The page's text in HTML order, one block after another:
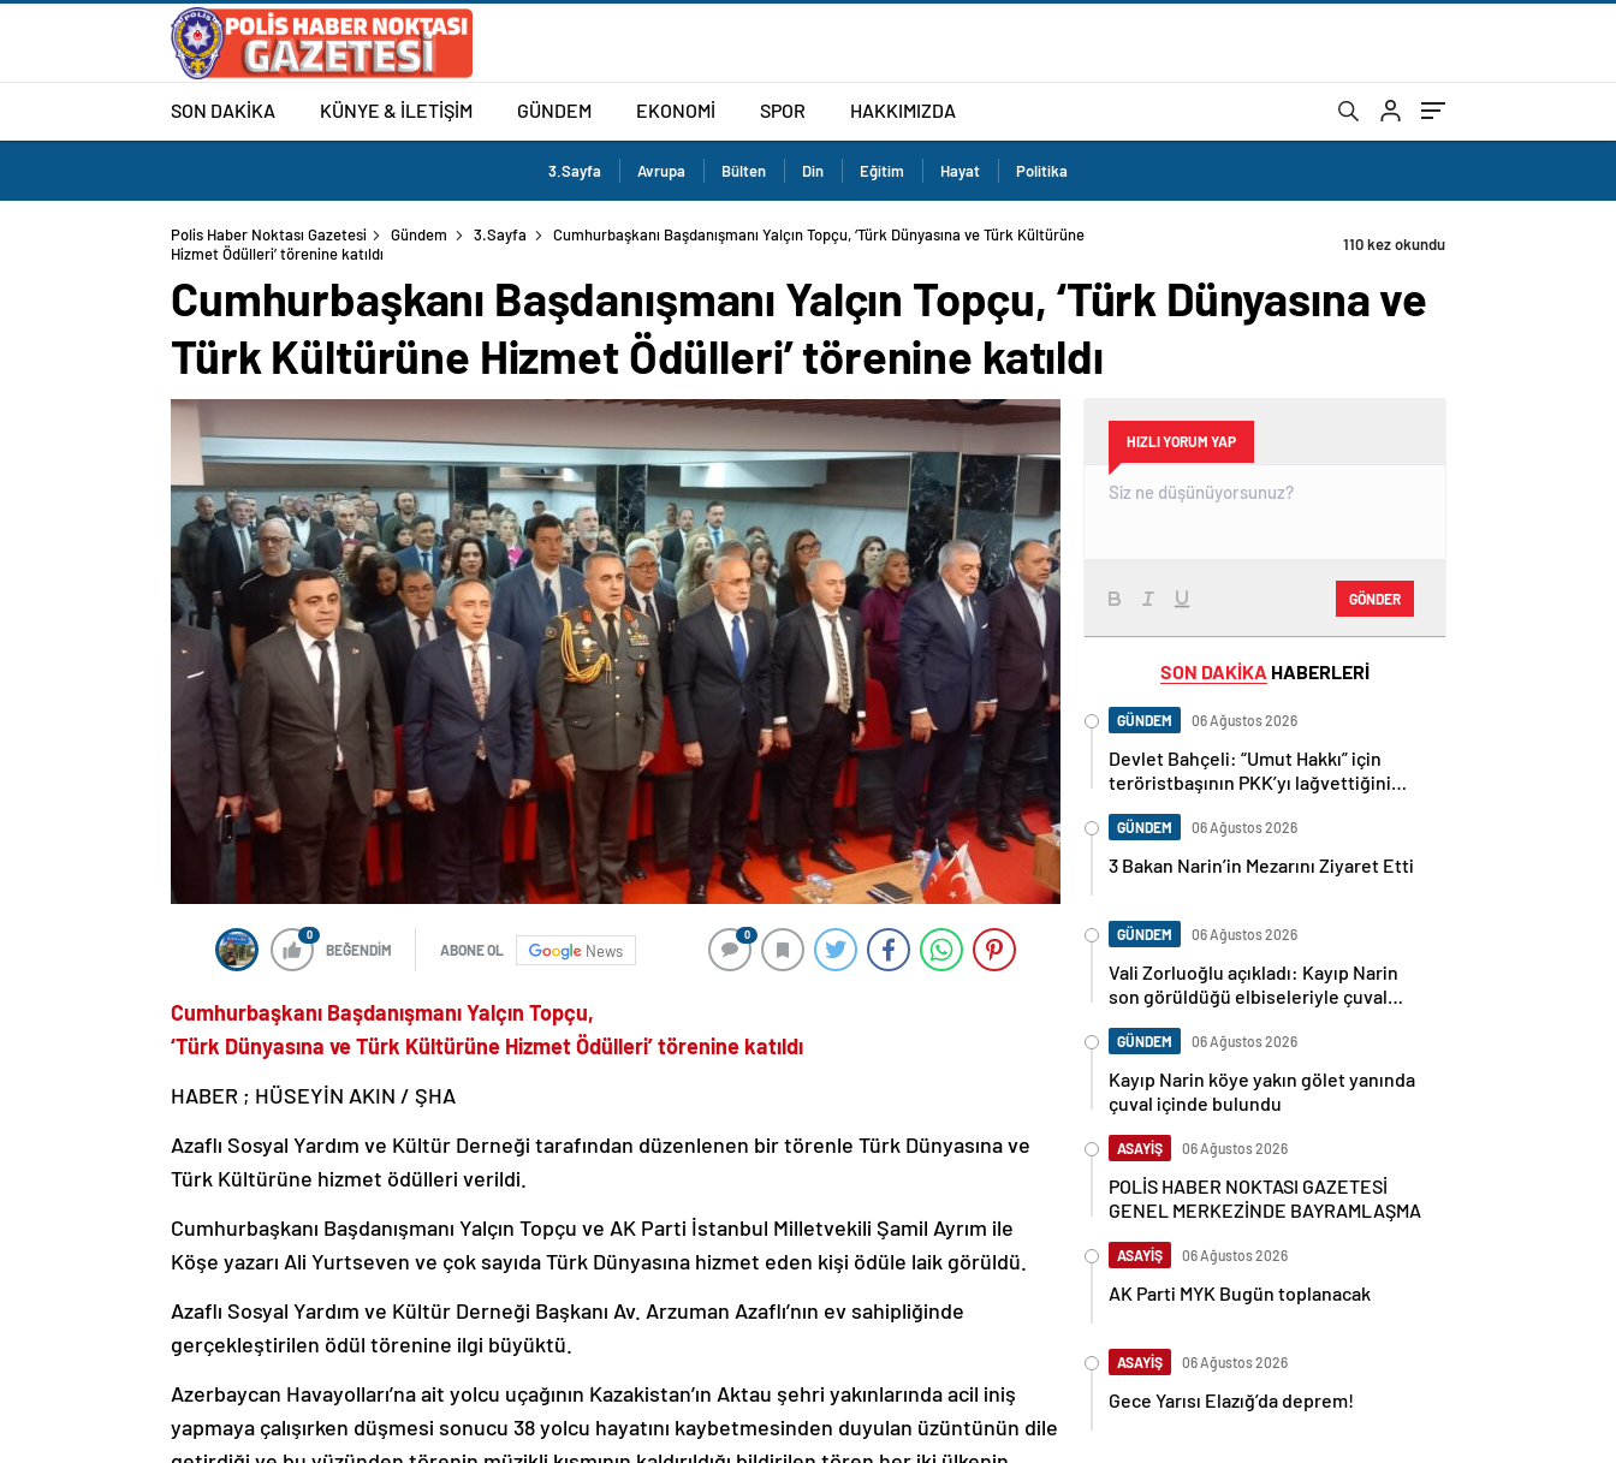
SON DAKİKA KÜNYE & İLETİŞİM GÜNDEM EKONOMİ SPOR HAKKIMIZDA
3.Sayfa Avrupa Bülten Din Eğitim Hayat Politika
Polis Haber Noktası Gazetesi Gündem 3.Sayfa Cumhurbaşkanı Başdanışmanı Yalçın Topçu, ‘Türk Dünyasına ve Türk Kültürüne Hizmet Ödülleri’ törenine katıldı
Cumhurbaşkanı Başdanışmanı Yalçın Topçu, ‘Türk Dünyasına ve
Türk Kültürüne Hizmet Ödülleri’ törenine katıldı
News
‘Türk Dünyasına ve Türk Kültürüne Hizmet Ödülleri’ törenine katıldı
Türk Kültürüne hizmet ödülleri verildi.
Köşe yazarı Ali Yurtseven ve çok sayıda Türk Dünyasına hizmet eden kişi ödüle laik görüldü.
gerçekleştirilen ödül törenine ilgi büyüktü.
yapmaya çalışırken düşmesi sonucu 38 yolcu hayatını kaybetmesinden duyulan üzüntünün dile
getirdiği ve bu yüzünden törenin müzikli kısmının kaldırıldığı bildirilen tören her iki ülkenin
HIZLI YORUM YAP
GÖNDER
Devlet Bahçeli: “Umut Hakkı” için
teröristbaşının PKK’yı lağvettiğini
haykırması şart
3 Bakan Narin’in Mezarını Ziyaret Etti
Vali Zorluoğlu açıkladı: Kayıp Narin
son görüldüğü elbiseleriyle çuval
içinde bulundu
Kayıp Narin köye yakın gölet yanında
çuval içinde bulundu
POLİS HABER NOKTASI GAZETESİ
GENEL MERKEZİNDE BAYRAMLAŞMA
AK Parti MYK Bugün toplanacak
Gece Yarısı Elazığ’da deprem!